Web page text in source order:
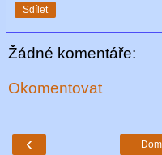
Sdílet
Žádné komentáře:
Okomentovat
‹